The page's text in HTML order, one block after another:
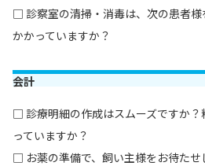
□ 診察室の清掃・消毒は、次の患者
かかっていますか？
会計
□ 診療明細の作成はスムーズですか
っていますか？
□ お薬の準備で、飼い主様をお待たせ